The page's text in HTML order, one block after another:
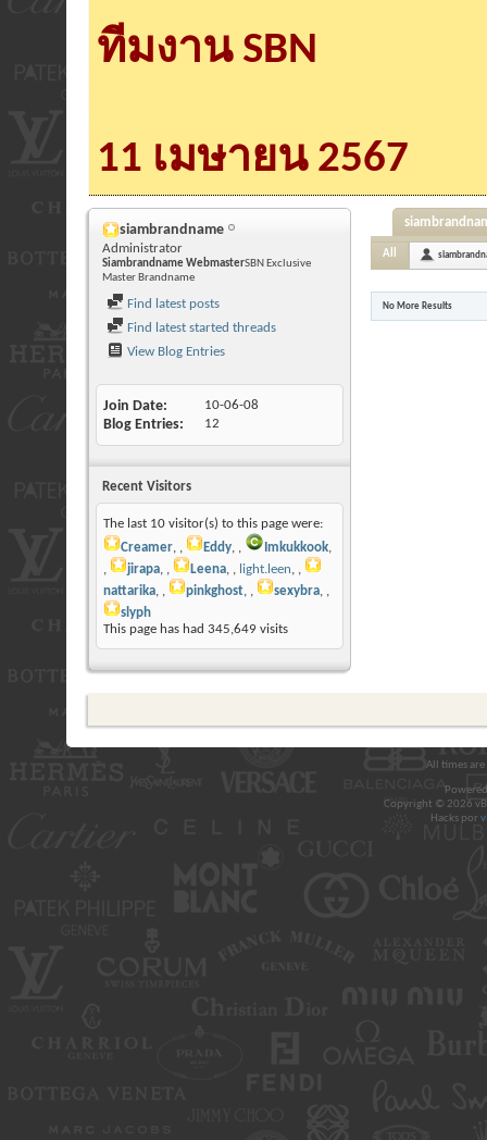
ทีมงาน SBN
11 เมษายน 2567
siambrandname
Administrator
Siambrandname WebmasterSBN Exclusive
Master Brandname
Find latest posts
Find latest started threads
View Blog Entries
Join Date 10-06-08
Blog Entries 12
Recent Visitors
The last 10 visitor(s) to this page were:
Creamer, Eddy, Imkukkook,
jirapa, Leena, light.leen,
nattarika, pinkghost, sexybra,
slyph
This page has had 345,649visits
All
No More Results
All times
Copyright © 2026
Hacks por